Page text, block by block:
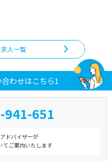
人一覧
わせはこちら1
941-651
ドバイザーが
てご案内いたします